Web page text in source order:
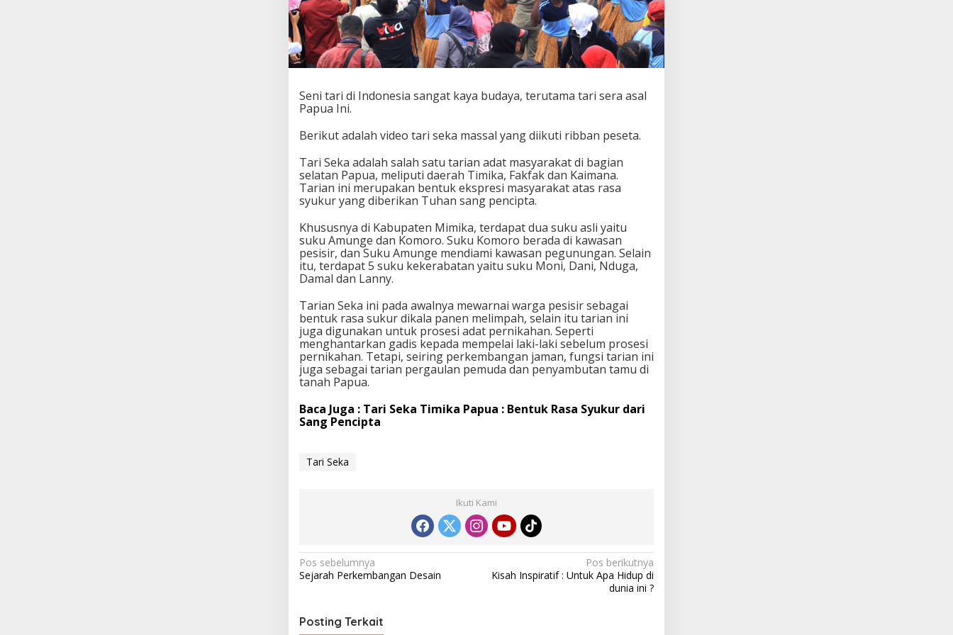
P
a
p
u
Seni tari di Indonesia sangat kaya budaya, terutama tari sera asal
Papua Ini.
Berikut adalah video tari seka massal yang diikuti ribban peseta.
Tari Seka adalah salah satu tarian adat masyarakat di bagian
selatan Papua, meliputi daerah Timika, Fakfak dan Kaimana.
Tarian ini merupakan bentuk ekspresi masyarakat atas rasa
syukur yang diberikan Tuhan sang pencipta.
Khususnya di Kabupaten Mimika, terdapat dua suku asli yaitu
suku Amunge dan Komoro. Suku Komoro berada di kawasan
pesisir, dan Suku Amunge mendiami kawasan pegunungan. Selain
itu, terdapat 5 suku kekerabatan yaitu suku Moni, Dani, Nduga,
Damal dan Lanny.
Tarian Seka ini pada awalnya mewarnai warga pesisir sebagai
bentuk rasa sukur dikala panen melimpah, selain itu tarian ini
juga digunakan untuk prosesi adat pernikahan. Seperti
menghantarkan gadis kepada mempelai laki-laki sebelum prosesi
pernikahan. Tetapi, seiring perkembangan jaman, fungsi tarian ini
juga sebagai tarian pergaulan pemuda dan penyambutan tamu di
tanah Papua.
Baca Juga : Tari Seka Timika Papua : Bentuk Rasa Syukur dari
Sang Pencipta
Tari Seka
Ikuti Kami
N
a
i
Pos sebelumnya
Sejarah Perkembangan Desain
Pos berikutnya
Kisah Inspiratif : Untuk Apa Hidup di
dunia ini ?
Posting Terkait